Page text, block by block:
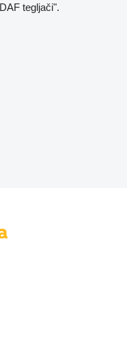
tegljači".